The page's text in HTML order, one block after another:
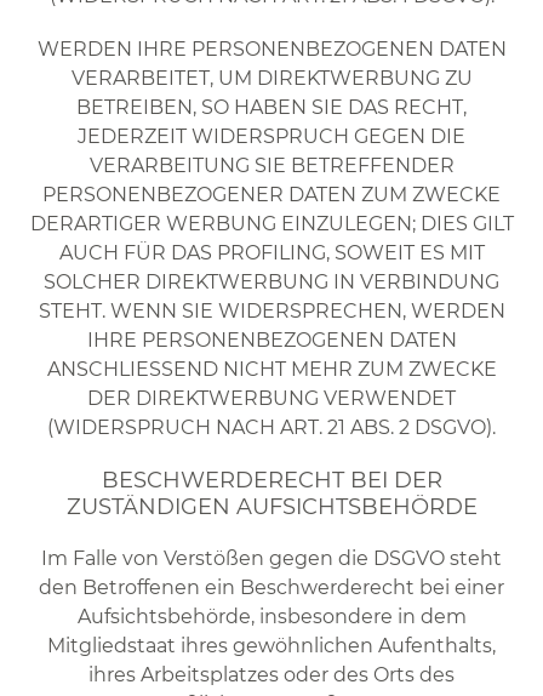
WERDEN IHRE PERSONENBEZOGENEN DATEN
VERARBEITET, UM DIREKTWERBUNG ZU
BETREIBEN, SO HABEN SIE DAS RECHT,
JEDERZEIT WIDERSPRUCH GEGEN DIE
VERARBEITUNG SIE BETREFFENDER
PERSONENBEZOGENER DATEN ZUM ZWECKE
DERARTIGER WERBUNG EINZULEGEN; DIES GILT
AUCH FÜR DAS PROFILING, SOWEIT ES MIT
SOLCHER DIREKTWERBUNG IN VERBINDUNG
STEHT. WENN SIE WIDERSPRECHEN, WERDEN
IHRE PERSONENBEZOGENEN DATEN
ANSCHLIESSEND NICHT MEHR ZUM ZWECKE
DER DIREKTWERBUNG VERWENDET
(WIDERSPRUCH NACH ART. 21 ABS. 2 DSGVO).
BESCHWERDE­RECHT BEI DER
ZUSTÄNDIGEN AUFSICHTS­BEHÖRDE
Im Falle von Verstößen gegen die DSGVO steht
den Betroffenen ein Beschwerderecht bei einer
Aufsichtsbehörde, insbesondere in dem
Mitgliedstaat ihres gewöhnlichen Aufenthalts,
ihres Arbeitsplatzes oder des Orts des